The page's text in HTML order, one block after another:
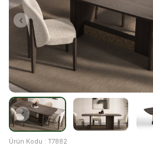
Ürün Kodu : T7882